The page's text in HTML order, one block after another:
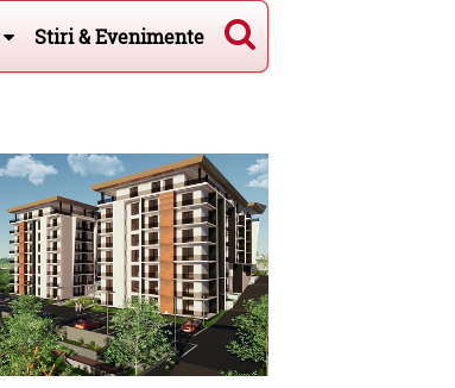
Stiri & Evenimente